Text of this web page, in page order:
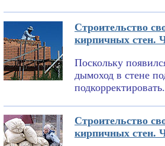
Строительство
кирпичных стен.
Поскольку
дымоход в стене
подкорректировать.
Строительство
кирпичных стен.